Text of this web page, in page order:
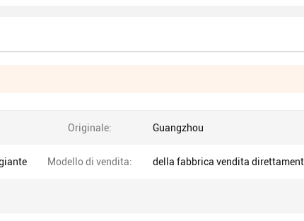
Originale: Guangzhou
Modello di vendita: della fabbrica vendita